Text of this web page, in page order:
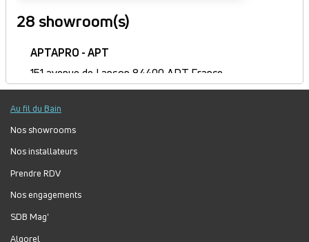
28 showroom(s)
APTAPRO - APT
151 avenue de Lançon 84400 APT France
Itinéraire
Fermé
Jour
Plage
horaire
Lundi :
Mardi :
Jeudi :
Vendredi : 9h-12h, 14h-18h
Samedi :
Au fil du Bain
Nos showrooms
Nos installateurs
Prendre RDV
Nos engagements
SDB Mag'
Algorel